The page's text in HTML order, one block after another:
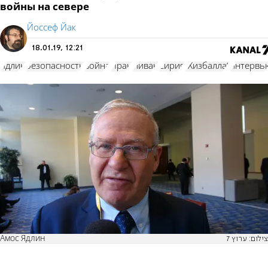
войны на севере
Йоссеф Йак
18.01.19, 12:21
Ядлин безопасность война Иран Ливан Сирия "Хизбалла"
Амос Ядлин צילום: ערוץ 7